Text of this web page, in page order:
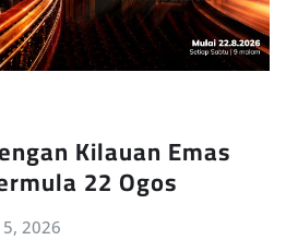
Kilauan Emas
22 Ogos
2026